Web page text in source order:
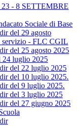
- 8 SETTEMBRE
Sociale di Base
del 29 agosto
servizio - FLC CGIL
del 25 agosto 2025
24 luglio 2025
del 22 luglio 2025
del 10 luglio 2025.
del 9 luglio 2025.
del 3 luglio 2025
del 27 giugno 2025